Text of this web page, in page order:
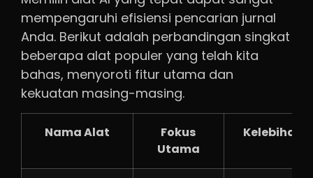
mempengaruhi efisiensi pencarian jurnal
Anda. Berikut adalah perbandingan singkat
beberapa alat populer yang telah kita
bahas, menyoroti fitur utama dan
kekuatan masing-masing.
Nama Alat
Fokus
Utama
Kelebihan